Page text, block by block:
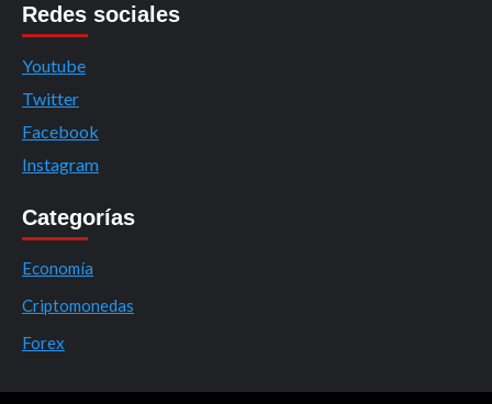
Redes sociales
Youtube
Twitter
Facebook
Instagram
Categorías
Economía
Criptomonedas
Forex